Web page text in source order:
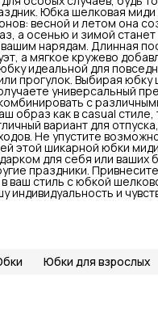
Юбка шелковая
весной и летом она
а осенью и зимой
нарядам. Длинная
а мягкое кружево
идеальной для
прогулок. Выбирая юбку
универсальный
с
образ как в casual стиле,
вариант для
Не упустите
этой шикарной юбки
для себя или ваших
праздники.
ваш стиль с юбкой
индивидуальность и
Юбки для взрослых